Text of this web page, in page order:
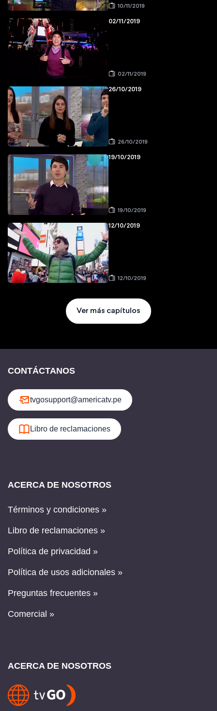
10/11/2019
02/11/2019
02/11/2019
26/10/2019
26/10/2019
19/10/2019
19/10/2019
12/10/2019
12/10/2019
Ver más capítulos
CONTÁCTANOS
tvgosupport@americatv.pe
Libro de reclamaciones
ACERCA DE NOSOTROS
Términos y condiciones »
Libro de reclamaciones »
Política de privacidad »
Política de usos adicionales »
Preguntas frecuentes »
Comercial »
ACERCA DE NOSOTROS